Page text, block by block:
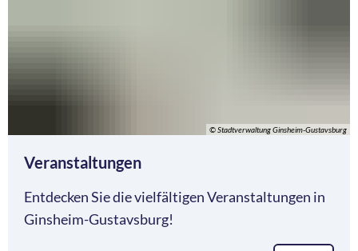
© Stadtverwaltung Ginsheim-Gustavsburg
Veranstaltungen
Entdecken Sie die vielfältigen Veranstaltungen in
Ginsheim-Gustavsburg!